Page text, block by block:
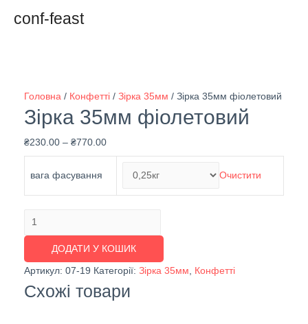
conf-feast
Головна / Конфетті/ Зірка 35мм / Зірка 35мм фіолетовий
Зірка 35мм фіолетовий
₴230.00– ₴770.00
вага фасування Очистити
Зірка
35мм
фіолетовий
кількість
ДОДАТИ У КОШИК
Артикул: 07-19 Категорії: Зірка 35мм Конфетті
Схожі товари